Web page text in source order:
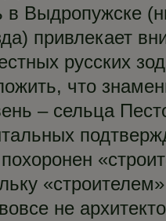
Выдропужске
привлекает
русских
что
– сельца
не